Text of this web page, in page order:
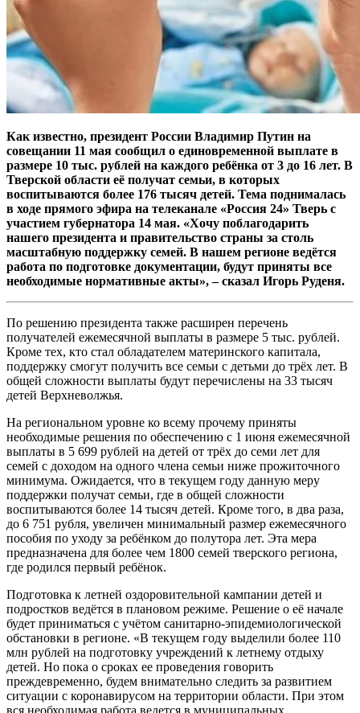
Как известно, президент России Владимир Путин на
совещании 11 мая сообщил о единовременной выплате в
размере 10 тыс. рублей на каждого ребёнка от 3 до 16 лет. В
Тверской области её получат семьи, в которых
воспитываются более 176 тысяч детей. Тема поднималась
в ходе прямого эфира на телеканале «Россия 24» Тверь с
участием губернатора 14 мая. «Хочу поблагодарить
нашего президента и правительство страны за столь
масштабную поддержку семей. В нашем регионе ведётся
работа по подготовке документации, будут приняты все
необходимые нормативные акты», – сказал Игорь Руденя.
По решению президента также расширен перечень
получателей ежемесячной выплаты в размере 5 тыс. рублей.
Кроме тех, кто стал обладателем материнского капитала,
поддержку смогут получить все семьи с детьми до трёх лет. В
общей сложности выплаты будут перечислены на 33 тысяч
детей Верхневолжья.
На региональном уровне ко всему прочему приняты
необходимые решения по обеспечению с 1 июня ежемесячной
выплаты в 5 699 рублей на детей от трёх до семи лет для
семей с доходом на одного члена семьи ниже прожиточного
минимума. Ожидается, что в текущем году данную меру
поддержки получат семьи, где в общей сложности
воспитываются более 14 тысяч детей. Кроме того, в два раза,
до 6 751 рубля, увеличен минимальный размер ежемесячного
пособия по уходу за ребёнком до полутора лет. Эта мера
предназначена для более чем 1800 семей тверского региона,
где родился первый ребёнок.
Подготовка к летней оздоровительной кампании детей и
подростков ведётся в плановом режиме. Решение о её начале
будет приниматься с учётом санитарно-эпидемиологической
обстановки в регионе. «В текущем году выделили более 110
млн рублей на подготовку учреждений к летнему отдыху
детей. Но пока о сроках ее проведения говорить
преждевременно, будем внимательно следить за развитием
ситуации с коронавирусом на территории области. При этом
вся необходимая работа ведется в муниципальных